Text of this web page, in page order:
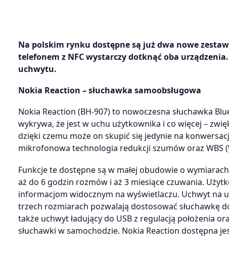
Na polskim rynku dostępne są już dwa nowe
telefonem z NFC wystarczy dotknąć oba
uchwytu.
Nokia Reaction – słuchawka samoobsługowa
Nokia Reaction (BH-907) to nowoczesna słuchawka
wykrywa, że jest w uchu użytkownika i co więcej –
dzięki czemu może on skupić się jedynie na
mikrofonowa technologia redukcji szumów oraz WBS
Funkcje te dostępne są w małej obudowie o
aż do 6 godzin rozmów i aż 3 miesiące czuwania.
informacjom widocznym na wyświetlaczu. Uchwyt na
trzech rozmiarach pozwalają dostosować słuchawkę
także uchwyt ładujący do USB z regulacją położenia
słuchawki w samochodzie. Nokia Reaction dostępna